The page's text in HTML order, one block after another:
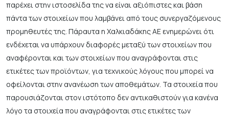
παρέχει στην ιστοσελίδα της να είναι αξιόπιστες και βάση
πάντα των στοιχείων που λαμβάνει από τους συνεργαζόμενους
προμηθευτές της. Πάραυτα η Χαλκιαδάκης ΑΕ ενημερώνει ότι
ενδέχεται να υπάρχουν διαφορές μεταξύ των στοιχείων που
αναφέρονται και των στοιχείων που αναγράφονται στις
ετικέτες των προϊόντων, για τεχνικούς λόγους που μπορεί να
οφείλονται στην ανανέωση των αποθεμάτων. Τα στοιχεία που
παρουσιάζονται στον ιστότοπο δεν αντικαθιστούν για κανένα
λόγο τα στοιχεία που αναγράφονται στις ετικέτες των